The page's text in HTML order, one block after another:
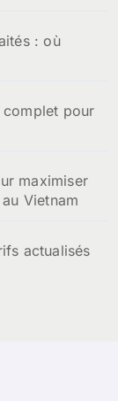
: où
complet pour
maximiser
Vietnam
actualisés